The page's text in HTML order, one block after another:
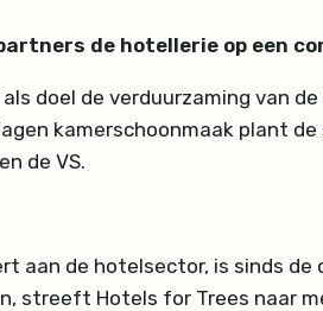
de hotellerie op een
doel de verduurzaming van
kamerschoonmaak plant
de VS.
aan de hotelsector, is sinds
streeft Hotels for Trees naar